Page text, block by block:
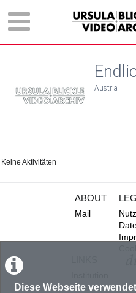
Diese Webseite
Austria
Keine Aktivitäten
ABOUT
Mail
Team